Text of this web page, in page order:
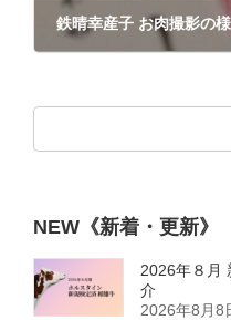
鉄晴幸産子 お肉撮影の
検
NEW《新着・更新》
2026年８月
介
2026年8月8